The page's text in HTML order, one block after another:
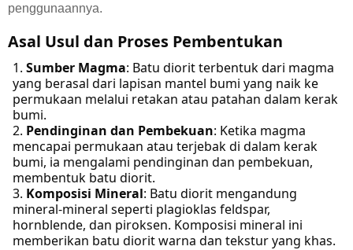
penggunaannya.
Asal Usul dan Proses Pembentukan
Sumber Magma: Batu diorit terbentuk dari magma
yang berasal dari lapisan mantel bumi yang naik ke
permukaan melalui retakan atau patahan dalam kerak
bumi.
Pendinginan dan Pembekuan: Ketika magma
mencapai permukaan atau terjebak di dalam kerak
bumi, ia mengalami pendinginan dan pembekuan,
membentuk batu diorit.
Komposisi Mineral: Batu diorit mengandung
mineral-mineral seperti plagioklas feldspar,
hornblende, dan piroksen. Komposisi mineral ini
memberikan batu diorit warna dan tekstur yang khas.